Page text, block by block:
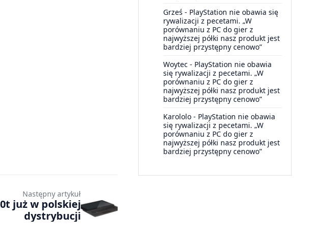
Grześ - PlayStation nie obawia się
rywalizacji z pecetami. „W
porównaniu z PC do gier z
najwyższej półki nasz produkt jest
bardziej przystępny cenowo”
Woytec - PlayStation nie obawia
się rywalizacji z pecetami. „W
porównaniu z PC do gier z
najwyższej półki nasz produkt jest
bardziej przystępny cenowo”
Karololo - PlayStation nie obawia
się rywalizacji z pecetami. „W
porównaniu z PC do gier z
najwyższej półki nasz produkt jest
bardziej przystępny cenowo”
Następny artykuł
już w polskiej
dystrybucji